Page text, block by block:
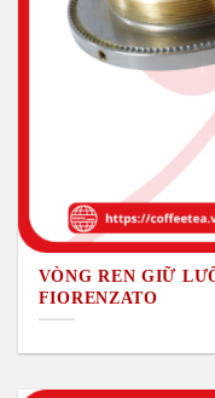
VÒNG REN GIỮ
FIORENZATO